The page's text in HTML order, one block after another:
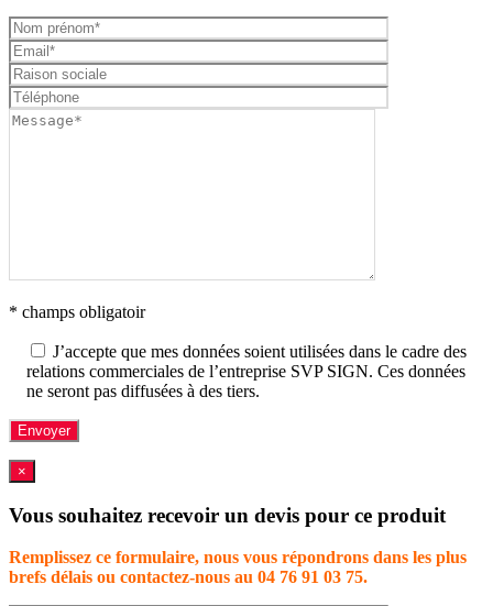
* champs obligatoir
J’accepte que mes données soient utilisées dans le cadre des
relations commerciales de l’entreprise SVP SIGN. Ces données
ne seront pas diffusées à des tiers.
×
Vous souhaitez recevoir un devis pour ce produit
Remplissez ce formulaire, nous vous répondrons dans les plus
brefs délais ou contactez-nous au 04 76 91 03 75.